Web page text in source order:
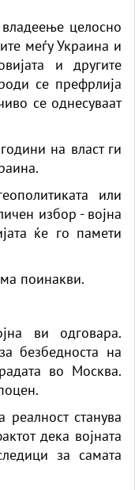
целосно
меѓу Украина и
и другите
се префрлија
се однесуваат
на власт ги
или
избор - војна
ќе го памети
поинакви.
ви одговара.
безбедноста на
во Москва.
станува
дека војната
за самата